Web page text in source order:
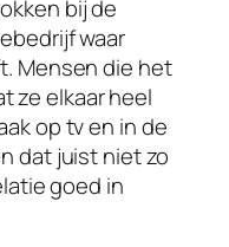
bij de
waar
Mensen die het
ze elkaar heel
op tv en in de
dat juist niet zo
goed in